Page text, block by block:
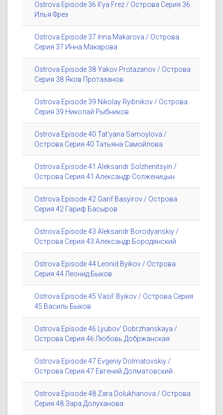
Ostrova Episode 36 Il'ya Frez / Острова Серия 36
Илья Фрез
Ostrova Episode 37 Inna Makarova / Острова
Серия 37 Инна Макарова
Ostrova Episode 38 Yakov Protazanov / Острова
Серия 38 Яков Протазанов
Ostrova Episode 39 Nikolay Ryibnikov / Острова
Серия 39 Николай Рыбников
Ostrova Episode 40 Tat'yana Samoylova /
Острова Серия 40 Татьяна Самойлова
Ostrova Episode 41 Aleksandr Solzhenitsyin /
Острова Серия 41 Александр Солженицын
Ostrova Episode 42 Garif Basyirov / Острова
Серия 42 Гариф Басыров
Ostrova Episode 43 Aleksandr Borodyanskiy /
Острова Серия 43 Александр Бородянский
Ostrova Episode 44 Leonid Byikov / Острова
Серия 44 Леонид Быков
Ostrova Episode 45 Vasil' Byikov / Острова Серия
45 Василь Быков
Ostrova Episode 46 Lyubov' Dobrzhanskaya /
Острова Серия 46 Любовь Добржанская
Ostrova Episode 47 Evgeniy Dolmatovskiy /
Острова Серия 47 Евгений Долматовский
Ostrova Episode 48 Zara Dolukhanova / Острова
Серия 48 Зара Долуханова